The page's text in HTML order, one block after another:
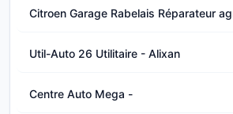
Citroen Garage Rabelais Réparateur
Util-Auto 26 Utilitaire - Alixan
Centre Auto Mega -